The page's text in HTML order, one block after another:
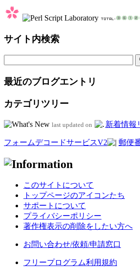
サイト内検索
最近のブログエントリ
カテゴリツリー
last updated on 新着情報
フォームデコードサービスV2 郵便
このサイトについて
トップページのアイコンたち
サポートについて
プライバシーポリシー
著作権表示の削除をしたい方へ
お問い合わせ/依頼/申請窓口
フリープログラム利用規約